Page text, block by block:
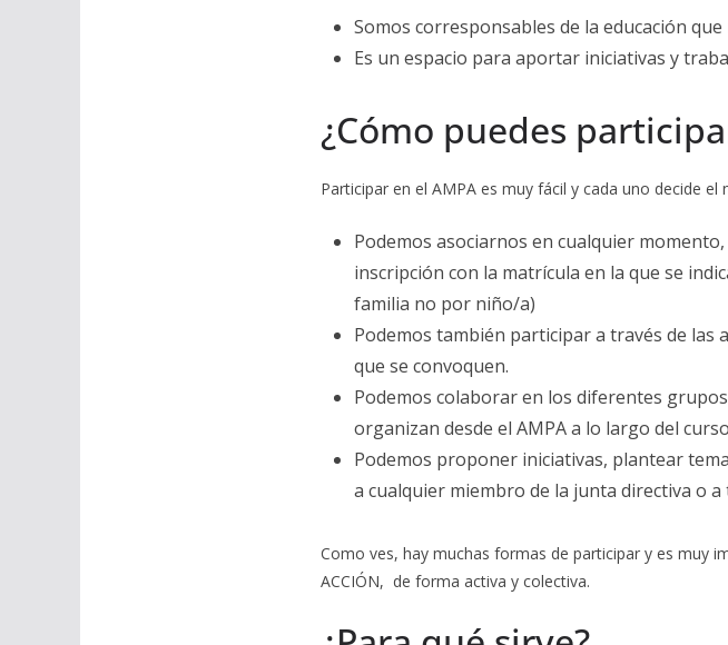
Somos corresponsables de la educación
Es un espacio para aportar iniciativas y
¿Cómo puedes
Participar en el AMPA es muy fácil y cada uno decide el
Podemos asociarnos en cualquier
inscripción con la matrícula en la que se
familia no por niño/a)
Podemos también participar a través de
que se convoquen.
Podemos colaborar en los diferentes
organizan desde el AMPA a lo largo del
Podemos proponer iniciativas, plantear
a cualquier miembro de la junta directiva o a
Como ves, hay muchas formas de participar y es muy
ACCIÓN, de forma activa y colectiva.